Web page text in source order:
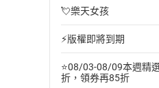
💘樂天女孩
⚡版權即將到期
⭐08/03-08/09本週精
折，領券再85折